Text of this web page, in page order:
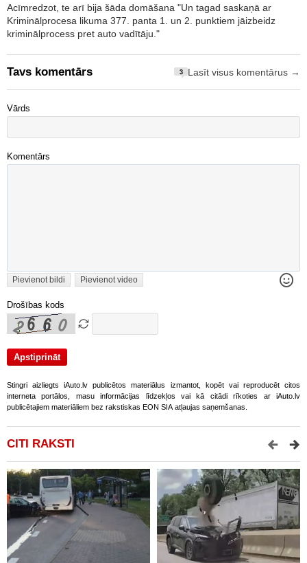
Acīmredzot, te arī bija šāda domāšana "Un tagad saskaņā ar
Kriminālprocesa likuma 377. panta 1. un 2. punktiem jāizbeidz
kriminālprocess pret auto vadītāju."
Tavs komentārs 3 Lasīt visus komentārus →
Vārds
Komentārs
Pievienot bildi Pievienot video
Drošības kods
Stingri aizliegts iAuto.lv publicētos materiālus izmantot, kopēt vai reproducēt citos
interneta portālos, masu informācijas līdzekļos vai kā citādi rīkoties ar iAuto.lv
publicētajiem materiāliem bez rakstiskas EON SIA atļaujas saņemšanas.
CITI RAKSTI